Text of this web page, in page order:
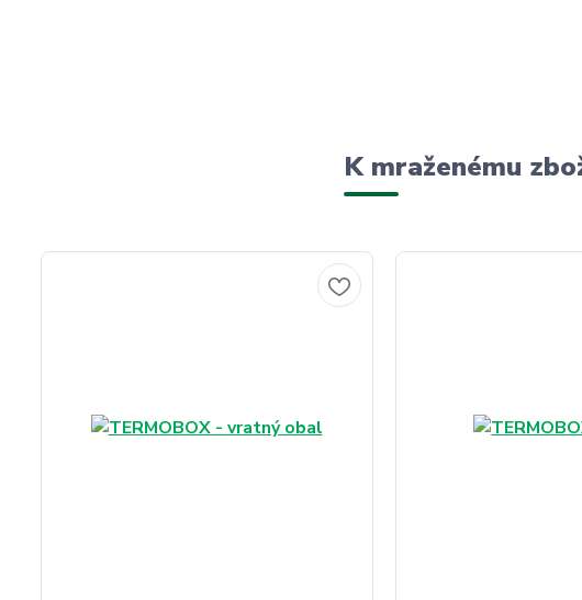
K mraženému